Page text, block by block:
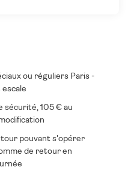
ou réguliers Paris -
escale
sécurité, 105 € au
pouvant s'opérer
de retour en